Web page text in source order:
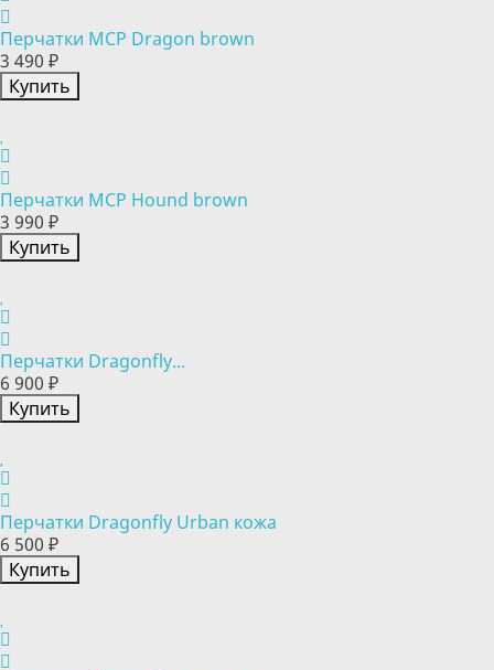
Перчатки MCP Dragon brown
3 490 ₽
Купить
Перчатки MCP Hound brown
3 990 ₽
Купить
Перчатки Dragonfly...
6 900 ₽
Купить
Перчатки Dragonfly Urban кожа
6 500 ₽
Купить